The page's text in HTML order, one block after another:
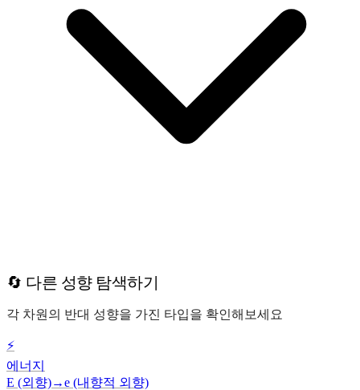
🔄 다른 성향 탐색하기
각 차원의 반대 성향을 가진 타입을 확인해보세요
⚡
에너지
E (외향)→e (내향적 외향)